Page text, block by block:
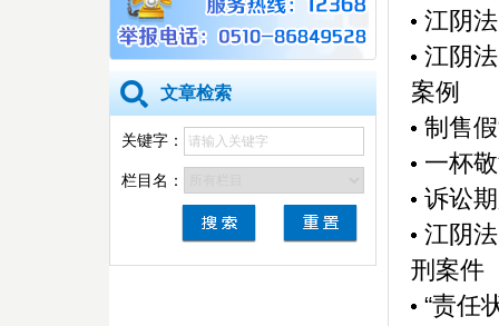
文章检索
关键字：
栏目名：
江阴
江阴
案例
制售
一杯
诉讼
江阴
刑案件
“责任